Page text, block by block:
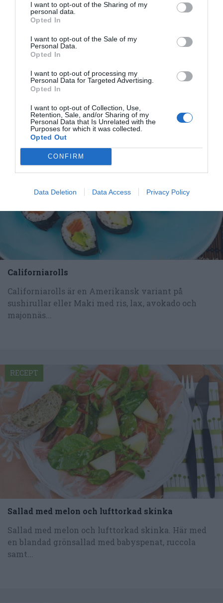
I want to opt-out of the Sharing of my
personal data.
Opted In
I want to opt-out of the Sale of my
Personal Data.
Opted In
I want to opt-out of processing my
Personal Data for Targeted Advertising.
Opted In
I want to opt-out of Collection, Use,
Retention, Sale, and/or Sharing of my
Personal Data that Is Unrelated with the
Purposes for which it was collected.
Opted Out
CONFIRM
Data Deletion Data Access Privacy Policy
Rostad paprika med sardeller, vitlök, kapris, olivolja
Californiarolls
Californiarolls är en Amerikansk variant på
sushirullar eller Maki med ris, lax, avokado och
majonnäs...
RECEPT
Sallad med melon och lufttorkad skinka
Sallad med melon och lufttorkad skinka. Här med
en blandad grönsallad med babyspenat, ruccola
samt...
RECEPT